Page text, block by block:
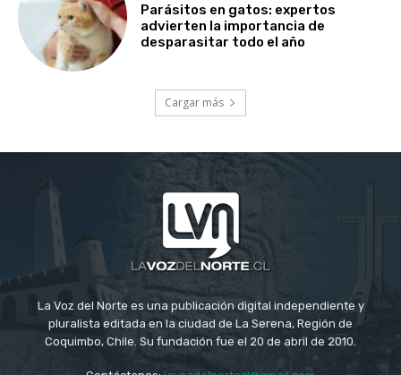
Parásitos en gatos: expertos
advierten la importancia de
desparasitar todo el año
Cargar más
La Voz del Norte es una publicación digital independiente y
pluralista editada en la ciudad de La Serena, Región de
Coquimbo, Chile. Su fundación fue el 20 de abril de 2010.